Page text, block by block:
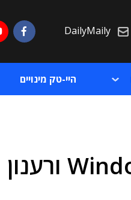
DailyMaily
היי-טק מינויים
עם הפנים לדור הבא: מעבר ל-Windows 11 ורענון